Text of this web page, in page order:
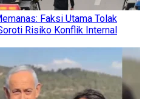
Faksi Utama Tolak
Risiko Konflik Internal